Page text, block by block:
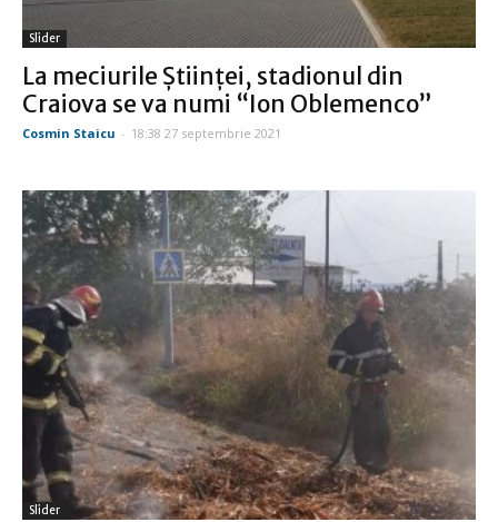
Slider
La meciurile Ştiinţei, stadionul din
Craiova se va numi “Ion Oblemenco”
Cosmin Staicu - 18:38 27 septembrie 2021
Slider